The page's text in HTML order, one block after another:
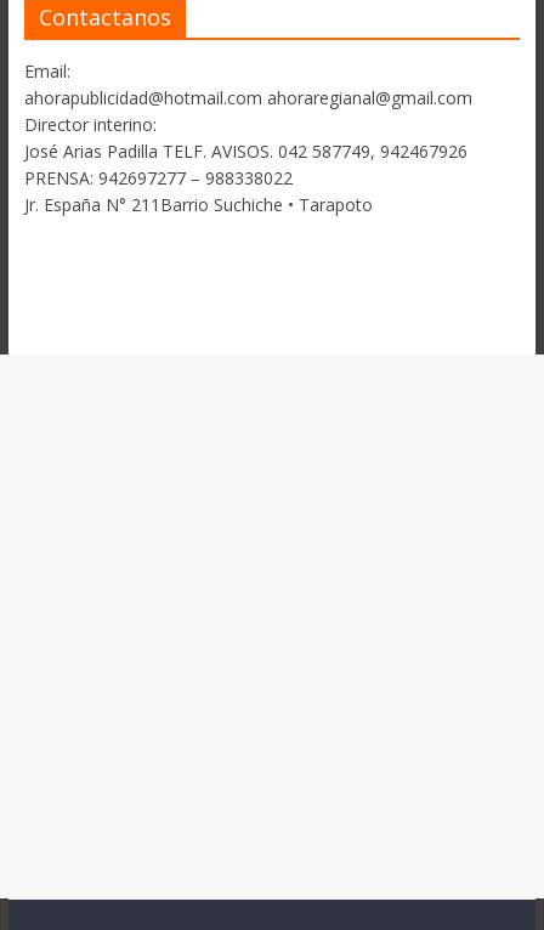
Contactanos
Email:
ahorapublicidad@hotmail.com ahoraregianal@gmail.com
Director interino:
José Arias Padilla TELF. AVISOS. 042 587749, 942467926
PRENSA: 942697277 – 988338022
Jr. España N° 211Barrio Suchiche • Tarapoto